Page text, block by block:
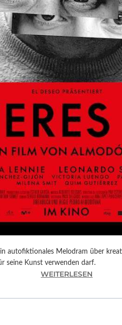
S
–
A
U
S
S
T
E
L
L
U
N
G
S
E
R
I
C
H
S
C
H
B
autofiktionales Melodram über
seine Kunst verwenden darf.
WEITERLESEN
B